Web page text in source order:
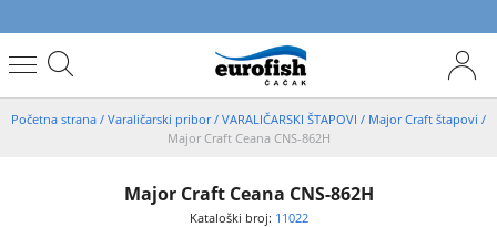
Početna strana / Varaličarski pribor/ VARALIČARSKI ŠTAPOVI / Major Craft štapovi /
Major Craft Ceana CNS-862H
Major Craft Ceana CNS-862H
Kataloški broj: 11022